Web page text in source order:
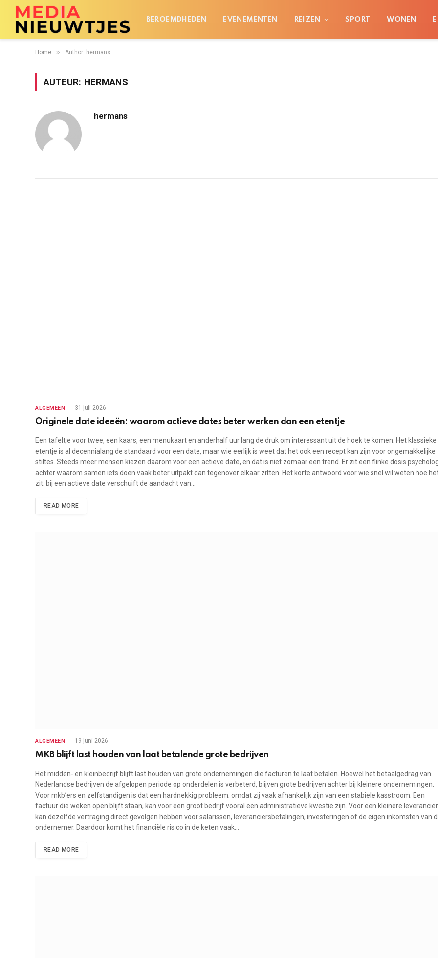
BEROEMDHEDEN EVENEMENTEN REIZEN SPORT WONEN
Home » Author: hermans
AUTEUR: HERMANS
hermans
ALGEMEEN 31 juli 2026
Originele date ideeën: waarom actieve dates beter werken dan een etentje
Een tafeltje voor twee, een kaars, een menukaart en anderhalf uur lang de druk om interessant uit de hoek te komen. Het klassieke
etentje is al decennialang de standaard voor een date, maar wie eerlijk is weet dat het ook een recept kan zijn voor ongemakkelijke
stiltes. Steeds meer mensen kiezen daarom voor een actieve date, en dat is niet zomaar een trend. Er zit een flinke dosis
achter waarom samen iets doen vaak beter uitpakt dan tegenover elkaar zitten. Het korte antwoord voor wie snel wil weten hoe
zit: bij een actieve date verschuift de aandacht van…
READ MORE
ALGEMEEN 19 juni 2026
MKB blijft last houden van laat betalende grote bedrijven
Het midden- en kleinbedrijf blijft last houden van grote ondernemingen die facturen te laat betalen. Hoewel het betaalgedrag van
Nederlandse bedrijven de afgelopen periode op onderdelen is verbeterd, blijven grote bedrijven achter bij kleinere ondernemingen.
Voor mkb’ers en zelfstandigen is dat een hardnekkig probleem, omdat zij vaak afhankelijk zijn van een stabiele kasstroom. Een
factuur die weken open blijft staan, kan voor een groot bedrijf vooral een administratieve kwestie zijn. Voor een kleinere leverancier
kan dezelfde vertraging direct gevolgen hebben voor salarissen, leveranciersbetalingen, investeringen of de eigen inkomsten van
ondernemer. Daardoor komt het financiële risico in de keten vaak…
READ MORE